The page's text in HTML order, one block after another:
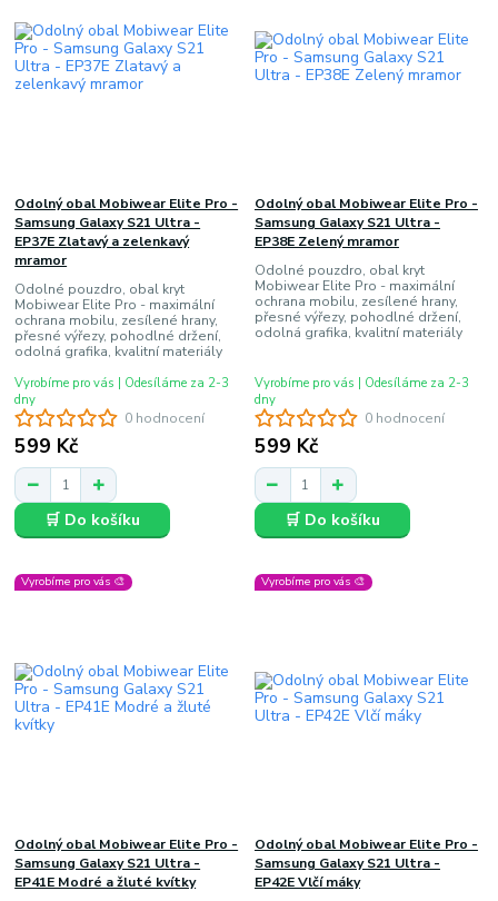
0 hodnocení
Odolný obal Mobiwear Elite Pro -
Samsung Galaxy S21 Ultra -
EP37E Zlatavý a zelenkavý
mramor
Odolné pouzdro, obal kryt
Mobiwear Elite Pro - maximální
ochrana mobilu, zesílené hrany,
přesné výřezy, pohodlné držení,
odolná grafika, kvalitní materiály
599 Kč
Vyrobíme pro vás | Odesíláme za 2-3
dny
🛒 Do košíku
0 hodnocení
Odolný obal Mobiwear Elite Pro -
Samsung Galaxy S21 Ultra -
EP38E Zelený mramor
Odolné pouzdro, obal kryt
Mobiwear Elite Pro - maximální
ochrana mobilu, zesílené hrany,
přesné výřezy, pohodlné držení,
odolná grafika, kvalitní materiály
599 Kč
Vyrobíme pro vás | Odesíláme za 2-3
dny
🛒 Do košíku
Vyrobíme pro vás 🎨
Odolný obal Mobiwear Elite Pro -
Samsung Galaxy S21 Ultra -
EP41E Modré a žluté kvítky
Vyrobíme pro vás 🎨
Odolný obal Mobiwear Elite Pro -
Samsung Galaxy S21 Ultra -
EP42E Vlčí máky